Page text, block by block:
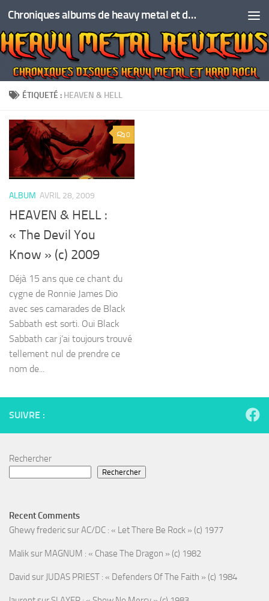
Skip to content Chroniques albums de heavy metal et de hard rock
ÉTIQUETÉ : HEAVEN & HELL
0
ALBUM AVRIL 28, 2009
HEAVEN & HELL :
« The Devil You
Know » (c) 2009
Déjà 15 ans que ce chant du
cygne de Ronnie James Dio
avec ses camarades de Black
Sabbath est sorti. Oui Black
Sabbath car j’ai toujours trouvé
tellement nul de prendre ce
nom de...
SUIVRE :
Rechercher
Rechercher
Recent Comments
Ghewy fredericsurAC/DC : « Let There Be Rock » (c) 1977
Maliksur MAGNUM : « Chase The Dragon » (c) 1982
David sur JUDAS PRIEST : « Defenders Of The Faith » (c) 1984